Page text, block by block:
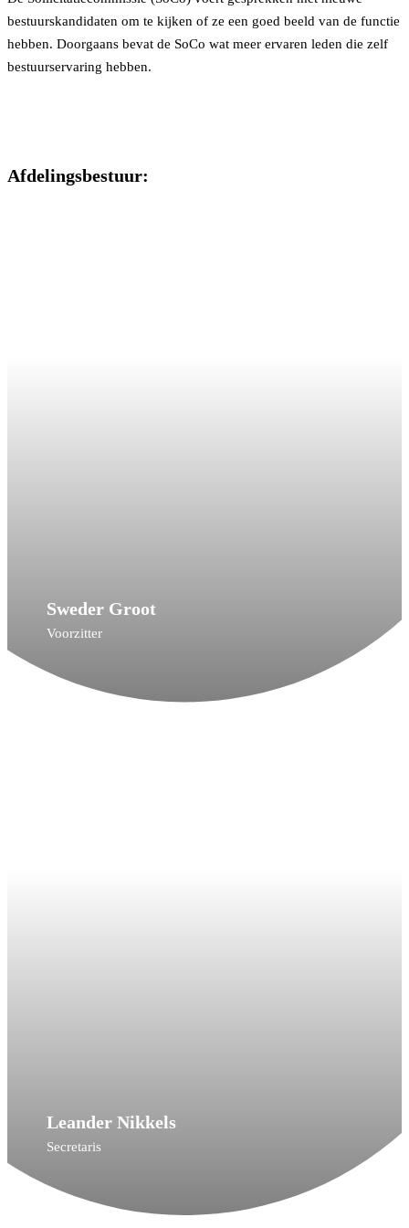
bestuurskandidaten om te kijken of ze een goed beeld van de functie
hebben. Doorgaans bevat de SoCo wat meer ervaren leden die zelf
bestuurservaring hebben.
Afdelingsbestuur:
Sweder Groot
Voorzitter
Leander Nikkels
Secretaris